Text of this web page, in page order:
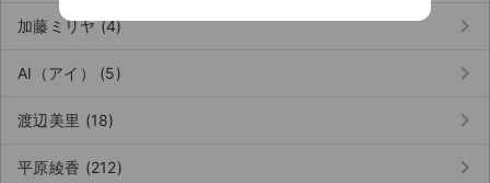
加藤ミリヤ (4) keyboard_arrow_right
AI（アイ） (5) keyboard_arrow_right
渡辺美里 (18) keyboard_arrow_right
平原綾香 (212) keyboard_arrow_right